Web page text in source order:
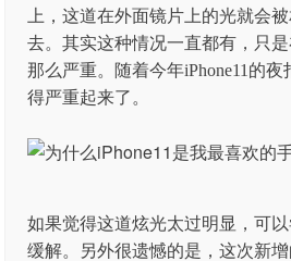
上，这道在外面镜片上的光就会
去。其实这种情况一直都有，只
那么严重。随着今年iPhone11的
得严重起来了。
如果觉得这道炫光太过明显，可
缓解。另外很遗憾的是，这次新